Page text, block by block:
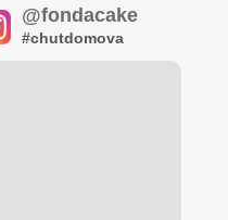
@fondacake
#chutdomova